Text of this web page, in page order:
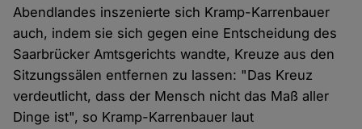
Abendlandes inszenierte sich Kramp-Karrenbauer
auch, indem sie sich gegen eine Entscheidung des
Saarbrücker Amtsgerichts wandte, Kreuze aus den
Sitzungssälen entfernen zu lassen: "Das Kreuz
verdeutlicht, dass der Mensch nicht das Maß aller
Dinge ist", so Kramp-Karrenbauer laut